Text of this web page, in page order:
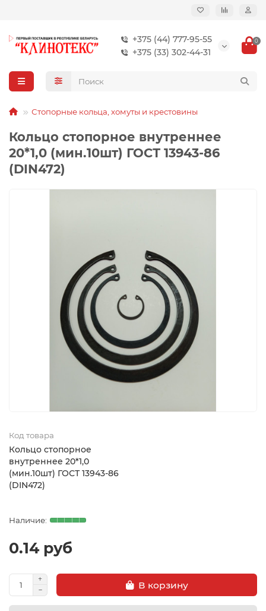
+375 (44) 777-95-55
+375 (33) 302-44-31
0
Стопорные кольца, хомуты и крестовины
Кольцо стопорное внутреннее
20*1,0 (мин.10шт) ГОСТ 13943-86
(DIN472)
Код товара
Кольцо стопорное
внутреннее 20*1,0
(мин.10шт) ГОСТ 13943-86
(DIN472)
0.14 руб
В корзину